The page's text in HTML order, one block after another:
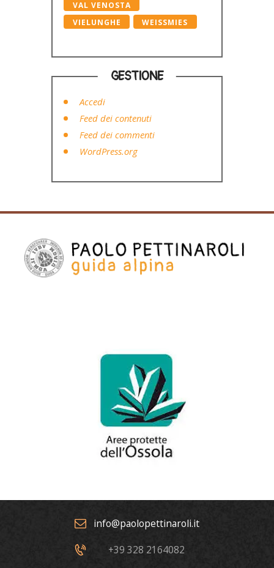
VAL VENOSTA
VIELUNGHE
WEISSMIES
GESTIONE
Accedi
Feed dei contenuti
Feed dei commenti
WordPress.org
info@paolopettinaroli.it
+39 328 2164082